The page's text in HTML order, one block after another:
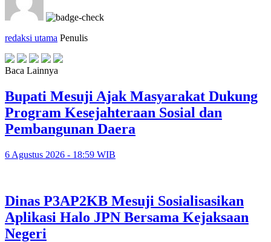
redaksi utama Penulis
Baca Lainnya
Bupati Mesuji Ajak Masyarakat Dukung
Program Kesejahteraan Sosial dan
Pembangunan Daera
6 Agustus 2026 - 18:59 WIB
Dinas P3AP2KB Mesuji Sosialisasikan
Aplikasi Halo JPN Bersama Kejaksaan
Negeri